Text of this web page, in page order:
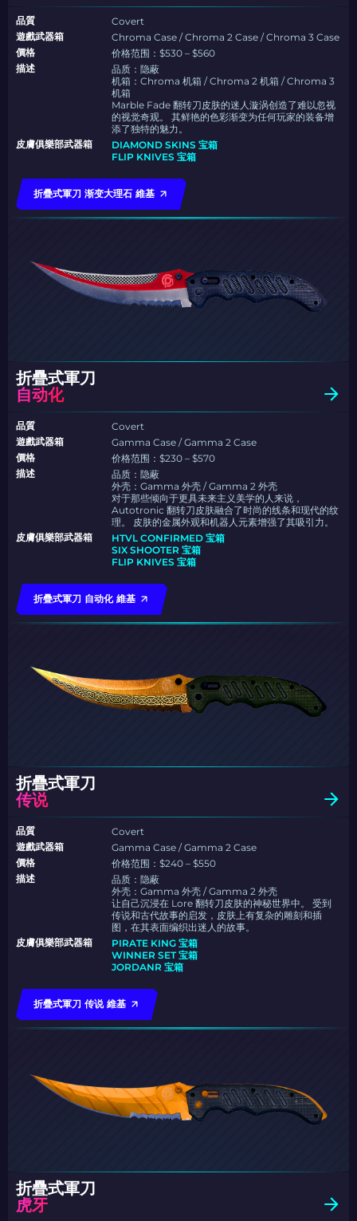
品質
Covert
遊戲武器箱
Chroma Case / Chroma 2 Case / Chroma 3 Case
價格
价格范围：$530 – $560
描述
品质：隐蔽
机箱：Chroma 机箱 / Chroma 2 机箱 / Chroma 3
机箱
Marble Fade 翻转刀皮肤的迷人漩涡创造了难以忽视
的视觉奇观。 其鲜艳的色彩渐变为任何玩家的装备增
添了独特的魅力。
皮膚俱樂部武器箱
DIAMOND SKINS 宝箱
FLIP KNIVES 宝箱
折疊式軍刀 渐变大理石 維基
折疊式軍刀
自动化
品質
Covert
遊戲武器箱
Gamma Case / Gamma 2 Case
價格
价格范围：$230 – $570
描述
品质：隐蔽
外壳：Gamma 外壳 / Gamma 2 外壳
对于那些倾向于更具未来主义美学的人来说，
Autotronic 翻转刀皮肤融合了时尚的线条和现代的纹
理。 皮肤的金属外观和机器人元素增强了其吸引力。
皮膚俱樂部武器箱
HTVL CONFIRMED 宝箱
SIX SHOOTER 宝箱
FLIP KNIVES 宝箱
折疊式軍刀 自动化 維基
折疊式軍刀
传说
品質
Covert
遊戲武器箱
Gamma Case / Gamma 2 Case
價格
价格范围：$240 – $550
描述
品质：隐蔽
外壳：Gamma 外壳 / Gamma 2 外壳
让自己沉浸在 Lore 翻转刀皮肤的神秘世界中。 受到
传说和古代故事的启发，皮肤上有复杂的雕刻和插
图，在其表面编织出迷人的故事。
皮膚俱樂部武器箱
PIRATE KING 宝箱
WINNER SET 宝箱
JORDANR 宝箱
折疊式軍刀 传说 維基
折疊式軍刀
虎牙